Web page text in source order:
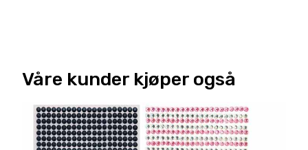
Våre kunder kjøper også